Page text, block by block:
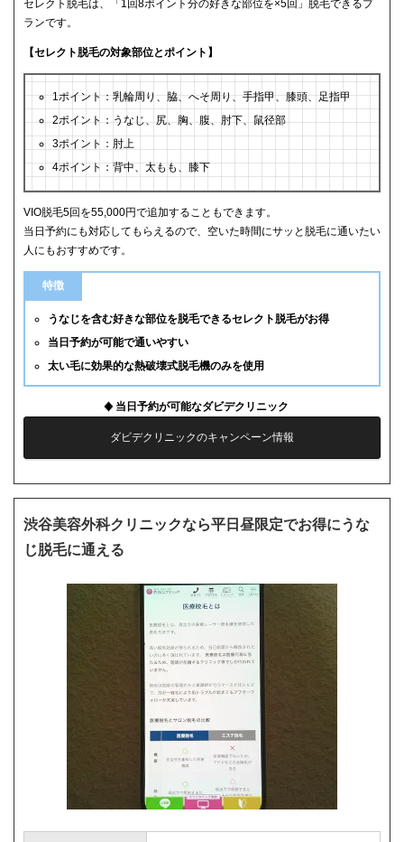
セレクト脱毛は、「1回8ポイント分の好きな部位を×5回」脱毛できるプ
ランです。
【セレクト脱毛の対象部位とポイント】
1ポイント：乳輪周り、脇、へそ周り、手指甲、膝頭、足指甲
2ポイント：うなじ、尻、胸、腹、肘下、鼠径部
3ポイント：肘上
4ポイント：背中、太もも、膝下
VIO脱毛5回を55,000円で追加することもできます。
当日予約にも対応してもらえるので、空いた時間にサッと脱毛に通いたい
人にもおすすめです。
特徴
うなじを含む好きな部位を脱毛できるセレクト脱毛がお得
当日予約が可能で通いやすい
太い毛に効果的な熱破壊式脱毛機のみを使用
当日予約が可能なダビデクリニック
ダビデクリニックのキャンペーン情報
渋谷美容外科クリニックなら平日昼限定でお得にうな
じ脱毛に通える